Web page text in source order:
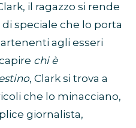
il ragazzo si rende
speciale che lo porta
agli esseri
chi è
, Clark si trova a
che lo minacciano,
giornalista,